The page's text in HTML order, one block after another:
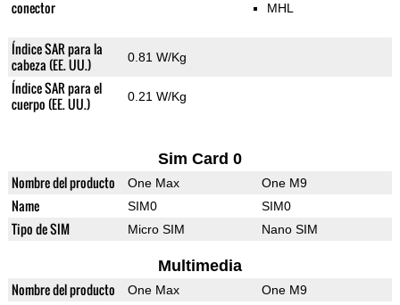
conector
MHL
Índice SAR para la
cabeza (EE. UU.)
0.81 W/Kg
Índice SAR para el
cuerpo (EE. UU.)
0.21 W/Kg
Sim Card 0
Nombre del producto One Max One M9
Name SIM0 SIM0
Tipo de SIM Micro SIM Nano SIM
Multimedia
Nombre del producto One Max One M9